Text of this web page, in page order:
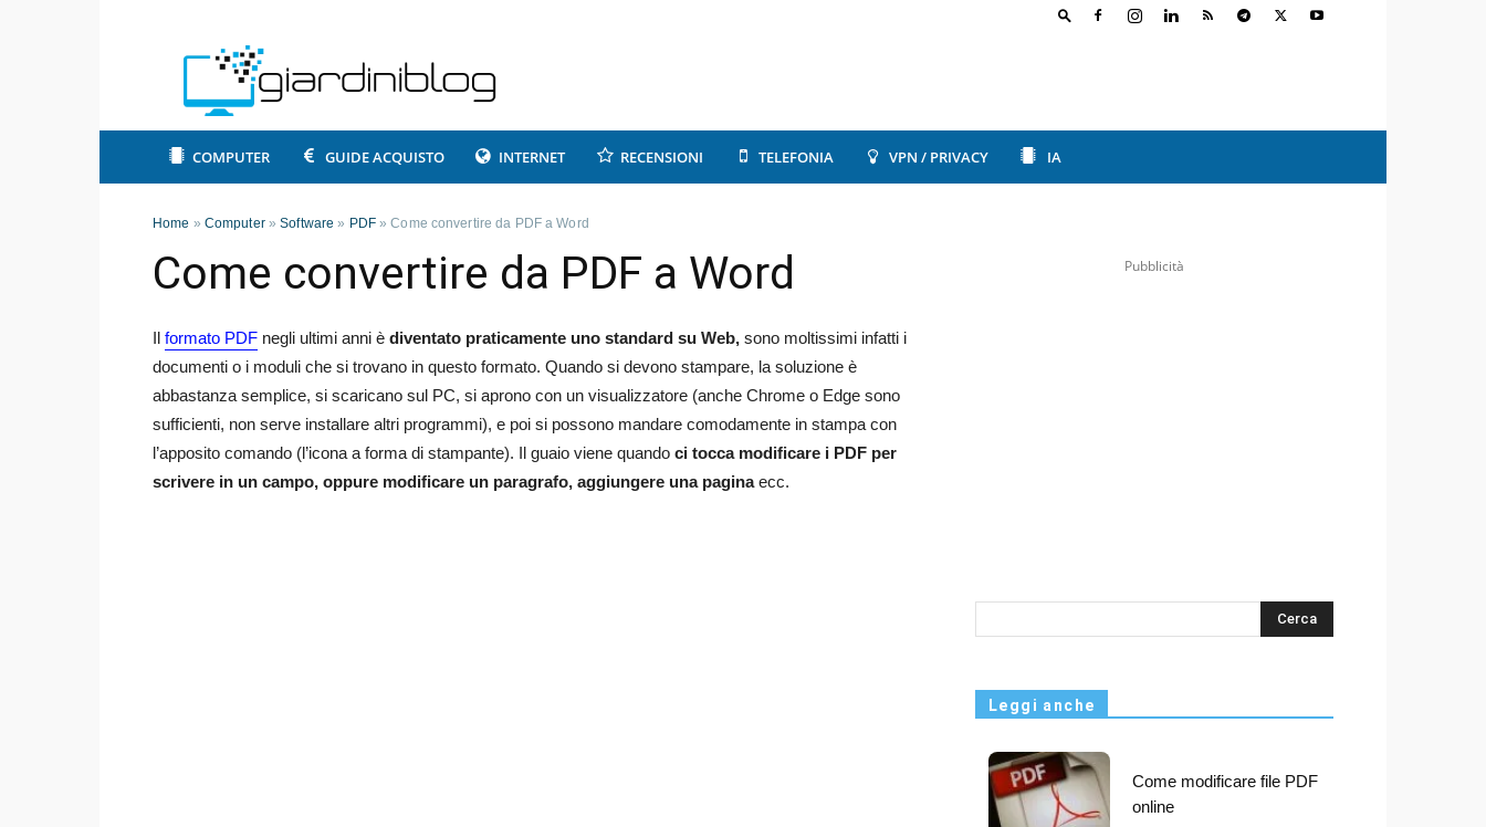
COMPUTER GUIDE ACQUISTO INTERNET RECENSIONI TELEFONIA VPN / PRIVACY IA
Home » Computer»Software » PDF»Come convertire da PDF a Word
Come convertire da PDF a Word
Il formato PDF negli ultimi anni è diventato praticamente uno standard su Web, sono moltissimi infatti i
documenti o i moduli che si trovano in questo formato. Quando si devono stampare, la soluzione è
abbastanza semplice, si scaricano sul PC, si aprono con un visualizzatore (anche Chrome o Edge sono
sufficienti, non serve installare altri programmi), e poi si possono mandare comodamente in stampa con
l’apposito comando (l’icona a forma di stampante). Il guaio viene quando ci tocca modificare i PDF per
scrivere in un campo, oppure modificare un paragrafo, aggiungere una paginaecc.
Pubblicità
s
Leggi anche
Come modificare file PDF
online